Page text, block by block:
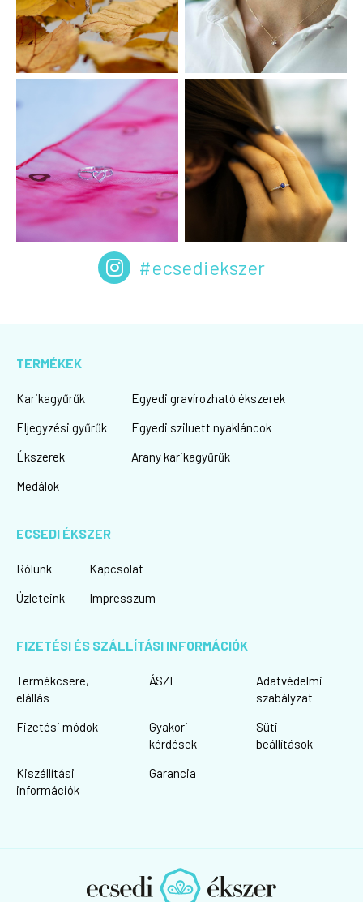
#ecsediekszer
TERMÉKEK
Karikagyűrűk
Eljegyzési gyűrűk
Ékszerek
Medálok
Egyedi gravírozható ékszerek
Egyedi sziluett nyakláncok
Arany karikagyűrűk
ECSEDI ÉKSZER
Rólunk
Üzleteink
Kapcsolat
Impresszum
FIZETÉSI ÉS SZÁLLÍTÁSI INFORMÁCIÓK
Termékcsere,
elállás
Fizetési módok
Kiszállítási
információk
ÁSZF
Gyakori
kérdések
Garancia
Adatvédelmi
szabályzat
Süti
beállítások